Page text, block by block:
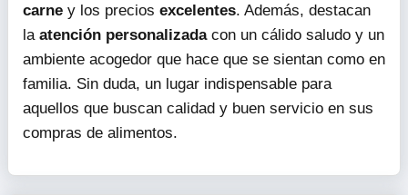
carne y los precios excelentes. Además, destacan
la atención personalizadacon un cálido saludo y un
ambiente acogedor que hace que se sientan como en
familia. Sin duda, un lugar indispensable para
aquellos que buscan calidad y buen servicio en sus
compras de alimentos.